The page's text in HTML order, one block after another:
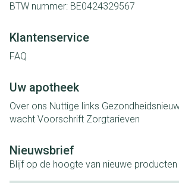
BTW nummer: BE0424329567
Klantenservice
FAQ
Uw apotheek
Over ons Nuttige links
wacht Voorschrift Zorgtarieven
Nieuwsbrief
Blijf op de hoogte van nieuwe